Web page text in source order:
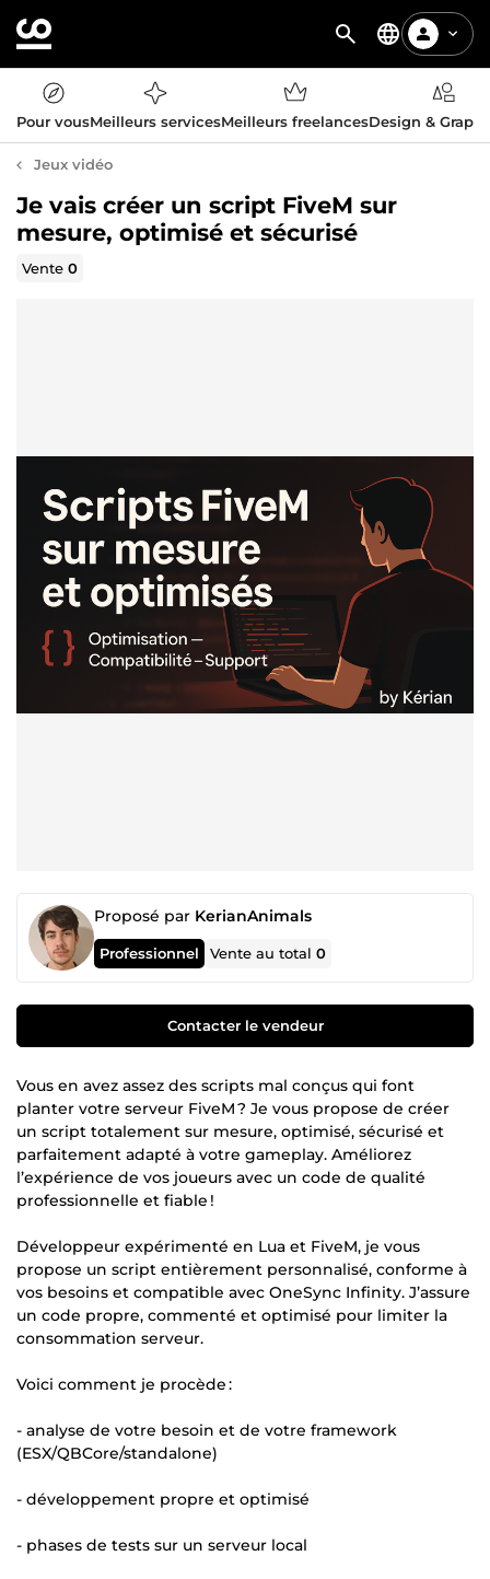
Pour vousMeilleurs servicesMeilleurs freelancesDesign &
Jeux vidéo
Je vais créer un script FiveM sur
mesure, optimisé et sécurisé
Vente0
Proposé par KerianAnimals
Professionnel Vente au total0
Contacter le vendeur
Vous en avez assez des scripts mal conçus qui font
planter votre serveur FiveM ? Je vous propose de créer
un script totalement sur mesure, optimisé, sécurisé et
parfaitement adapté à votre gameplay. Améliorez
l’expérience de vos joueurs avec un code de qualité
professionnelle et fiable !
Développeur expérimenté en Lua et FiveM, je vous
propose un script entièrement personnalisé, conforme à
vos besoins et compatible avec OneSync Infinity. J’assure
un code propre, commenté et optimisé pour limiter la
consommation serveur.
Voici comment je procède :
- analyse de votre besoin et de votre framework
(ESX/QBCore/standalone)
- développement propre et optimisé
- phases de tests sur un serveur local